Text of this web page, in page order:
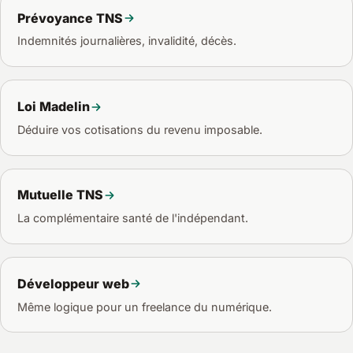
réel.
Prévoyance TNS
Indemnités journalières, invalidité, décès.
Loi Madelin
Déduire vos cotisations du revenu imposable.
Mutuelle TNS
La complémentaire santé de l'indépendant.
Développeur web
Même logique pour un freelance du numérique.